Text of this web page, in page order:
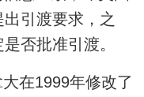
引渡要求，之
否批准引渡。
在1999年修改了